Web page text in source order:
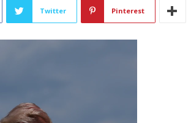
Twitter Pinterest